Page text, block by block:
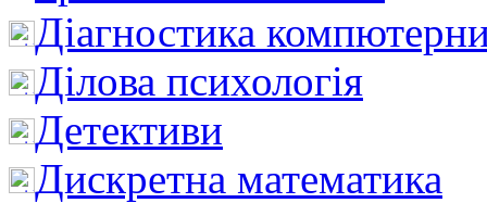
Діагностика
Ділова психологія
Детективи
Дискретна математика